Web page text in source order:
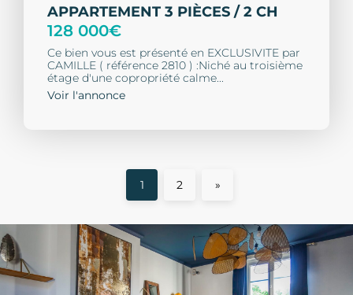
APPARTEMENT 3 PIÈCES / 2 CH
128 000€
Ce bien vous est présenté en EXCLUSIVITE par
CAMILLE ( référence 2810 ) :Niché au troisième
étage d'une copropriété calme...
Voir l'annonce
1 2 »